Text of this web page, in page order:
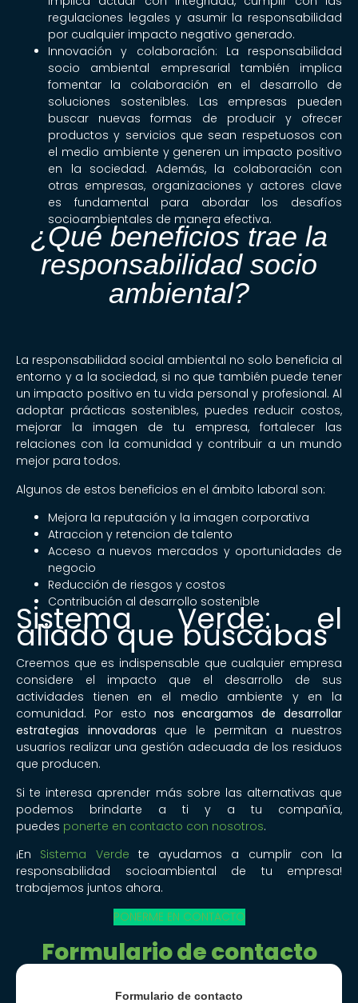
regulaciones legales y asumir la responsabilidad
por cualquier impacto negativo generado.
Innovación y colaboración: La responsabilidad
socio ambiental empresarial también implica
fomentar la colaboración en el desarrollo de
soluciones sostenibles. Las empresas pueden
buscar nuevas formas de producir y ofrecer
productos y servicios que sean respetuosos con
el medio ambiente y generen un impacto positivo
en la sociedad. Además, la colaboración con
otras empresas, organizaciones y actores clave
es fundamental para abordar los desafíos
socioambientales de manera efectiva.
¿Qué beneficios trae la
responsabilidad socio
ambiental?
La responsabilidad social ambiental no solo beneficia al
entorno y a la sociedad, si no que también puede tener
un impacto positivo en tu vida personal y profesional. Al
adoptar prácticas sostenibles, puedes reducir costos,
mejorar la imagen de tu empresa, fortalecer las
relaciones con la comunidad y contribuir a un mundo
mejor para todos.
Algunos de estos beneficios en el ámbito laboral son:
Mejora la reputación y la imagen corporativa
Atraccion y retencion de talento
Acceso a nuevos mercados y oportunidades de
negocio
Reducción de riesgos y costos
Contribución al desarrollo sostenible
Sistema Verde: el
aliado que buscabas
Creemos que es indispensable que cualquier empresa
considere el impacto que el desarrollo de sus
actividades tienen en el medio ambiente y en la
comunidad. Por esto nos encargamos de desarrollar
estrategias innovadoras que le permitan a nuestros
usuarios realizar una gestión adecuada de los residuos
que producen.
Si te interesa aprender más sobre las alternativas que
podemos brindarte a ti y a tu compañía,
puedes ponerte en contacto con nosotros.
¡En Sistema Verde te ayudamos a cumplir con la
responsabilidad socioambiental de tu empresa!
trabajemos juntos ahora.
PONERME EN CONTACTO
Formulario de contacto
Formulario de contacto